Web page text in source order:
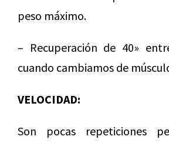
peso máximo.
– Recuperación de 40»
cuando cambiamos de
VELOCIDAD:
Son pocas repeticiones